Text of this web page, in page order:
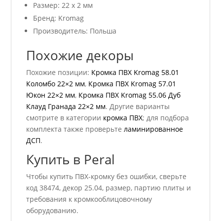
Размер: 22 x 2 мм
Бренд: Kromag
Производитель: Польша
Похожие декоры
Похожие позиции: Кромка ПВХ Kromag 58.01
Коломбо 22×2 мм, Кромка ПВХ Kromag 57.01
Юкон 22×2 мм, Кромка ПВХ Kromag 55.06 Дуб
Клауд Гранада 22×2 мм. Другие варианты
смотрите в категории кромка ПВХ; для подбора
комплекта также проверьтеламинированное
ДСП.
Купить в Peral
Чтобы купить ПВХ-кромку без ошибки, сверьте
код 38474, декор 25.04, размер, партию плиты и
требования к кромкооблицовочному
оборудованию.